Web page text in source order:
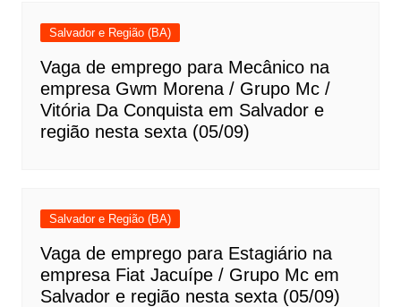
Salvador e Região (BA)
Vaga de emprego para Mecânico na
empresa Gwm Morena / Grupo Mc /
Vitória Da Conquista em Salvador e
região nesta sexta (05/09)
Salvador e Região (BA)
Vaga de emprego para Estagiário na
empresa Fiat Jacuípe / Grupo Mc em
Salvador e região nesta sexta (05/09)